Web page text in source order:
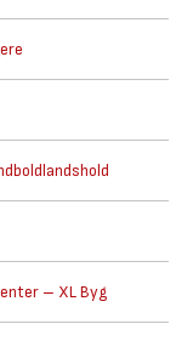
– XL Byg